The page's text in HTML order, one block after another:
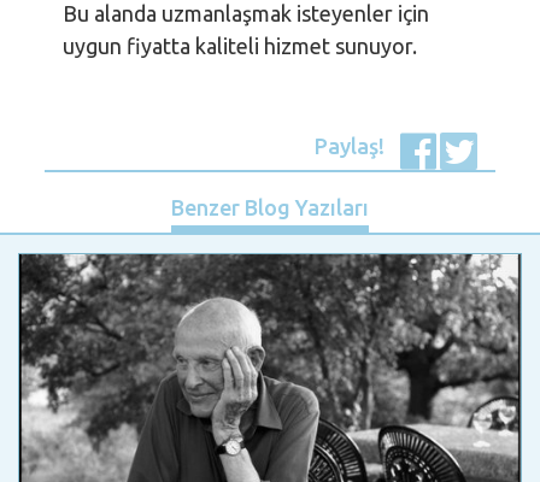
Bu alanda uzmanlaşmak isteyenler için
uygun fiyatta kaliteli hizmet sunuyor.
Paylaş!
Benzer Blog Yazıları